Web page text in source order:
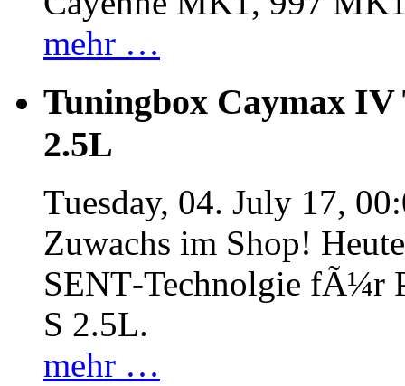
mehr …
Tuningbox Caymax IV
2.5L
Tuesday, 04. July 17,
Zuwachs im Shop!
SENT‐Technolgie fÃ¼r
S 2.5L.
mehr …